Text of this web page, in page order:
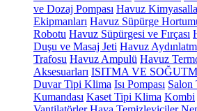
ve Dozaj Pompası Havuz
Ekipmanları Havuz Süpürge
Robotu Havuz Süpürgesi ve Fırçası
Duşu ve Masaj Jeti Havuz
Trafosu Havuz Ampulü Havuz
Aksesuarları ISITMA VE
Duvar Tipi Klima Isı Pompası Salon
Kumandası Kaset Tipi Klima Kombi